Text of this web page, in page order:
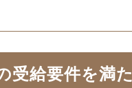
受給要件を満